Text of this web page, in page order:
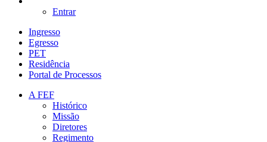
Entrar
Ingresso
Egresso
PET
Residência
Portal de Processos
A FEF
Histórico
Missão
Diretores
Regimento